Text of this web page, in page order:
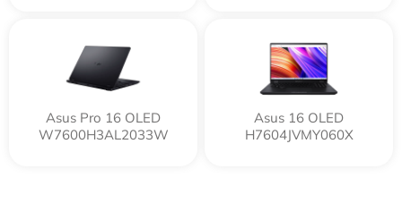
Asus Pro 16 OLED
W7600H3AL2033W
Asus 16 OLED
H7604JVMY060X